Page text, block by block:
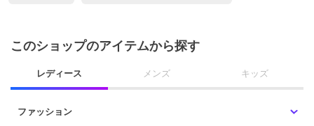
このショップのアイテムから探す
レディース メンズ キッズ
ファッション